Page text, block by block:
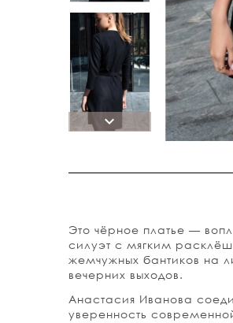
Это чёрное платье —
силуэт с мягким
жемчужных бантиков на
вечерних выходов.
Анастасия Иванова
уверенность